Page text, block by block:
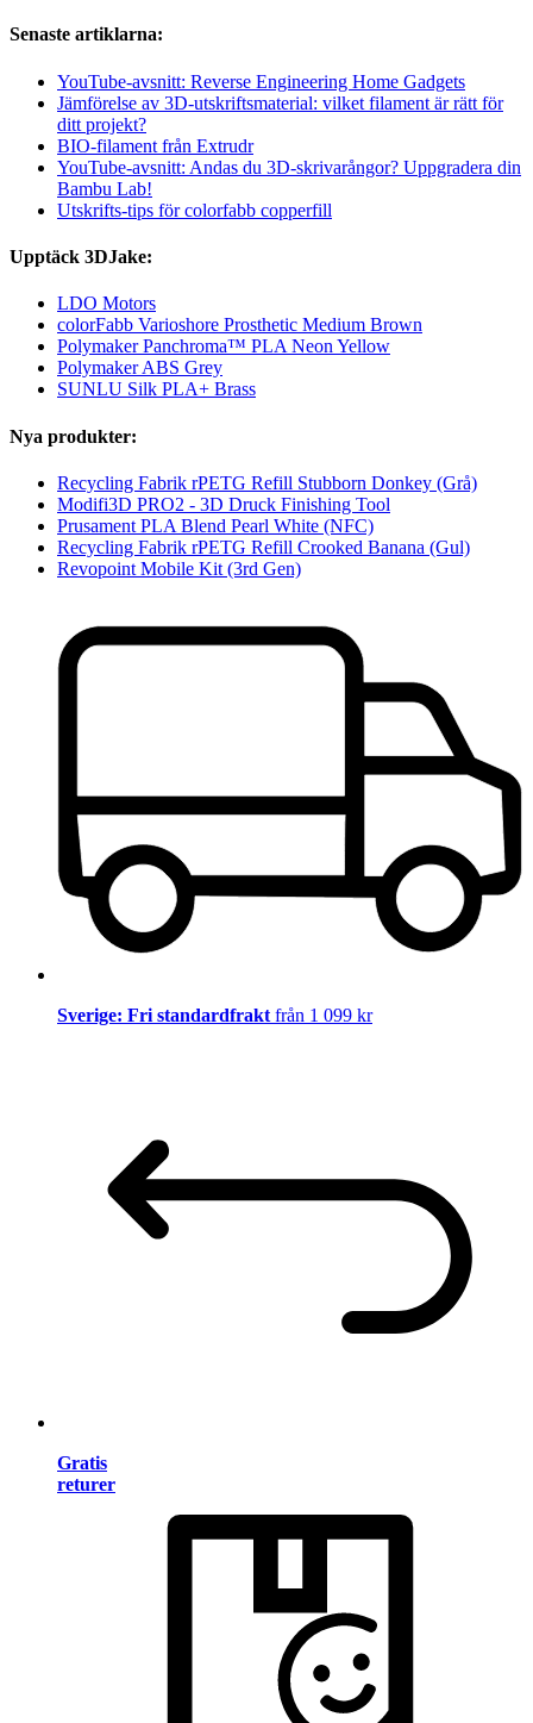
Senaste artiklarna:
YouTube-avsnitt: Reverse Engineering Home Gadgets
Jämförelse av 3D-utskriftsmaterial: vilket filament är rätt för
ditt projekt?
BIO-filament från Extrudr
YouTube-avsnitt: Andas du 3D-skrivarångor? Uppgradera din
Bambu Lab!
Utskrifts-tips för colorfabb copperfill
Upptäck 3DJake:
LDO Motors
colorFabb Varioshore Prosthetic Medium Brown
Polymaker Panchroma™ PLA Neon Yellow
Polymaker ABS Grey
SUNLU Silk PLA+ Brass
Nya produkter:
Recycling Fabrik rPETG Refill Stubborn Donkey (Grå)
Modifi3D PRO2 - 3D Druck Finishing Tool
Prusament PLA Blend Pearl White (NFC)
Recycling Fabrik rPETG Refill Crooked Banana (Gul)
Revopoint Mobile Kit (3rd Gen)
Sverige: Fri standardfrakt från 1 099 kr
Gratis
returer